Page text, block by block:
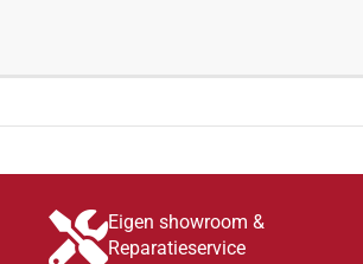
Eigen showroom &
Reparatieservice